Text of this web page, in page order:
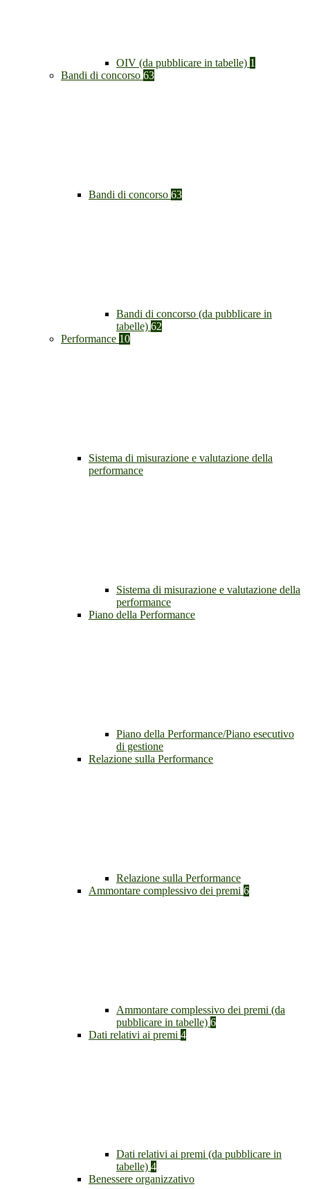
OIV (da pubblicare in tabelle) 1
Bandi di concorso 63
Bandi di concorso 63
Bandi di concorso (da pubblicare in
tabelle) 62
Performance 10
Sistema di misurazione e valutazione della
performance
Sistema di misurazione e valutazione della
performance
Piano della Performance
Piano della Performance/Piano esecutivo
di gestione
Relazione sulla Performance
Relazione sulla Performance
Ammontare complessivo dei premi 6
Ammontare complessivo dei premi (da
pubblicare in tabelle) 6
Dati relativi ai premi 4
Dati relativi ai premi (da pubblicare in
tabelle) 4
Benessere organizzativo